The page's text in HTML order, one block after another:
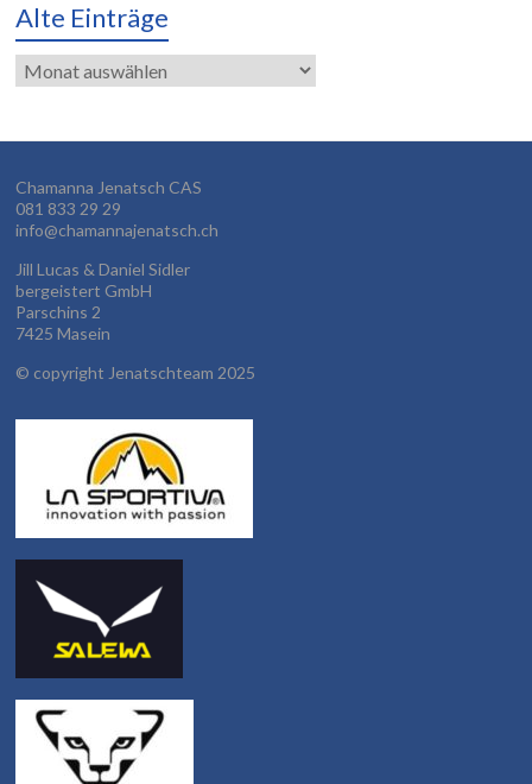
Alte Einträge
Alte
Einträge
Chamanna Jenatsch CAS
081 833 29 29
info@chamannajenatsch.ch
Jill Lucas & Daniel Sidler
bergeistert GmbH
Parschins 2
7425 Masein
© copyright Jenatschteam 2025